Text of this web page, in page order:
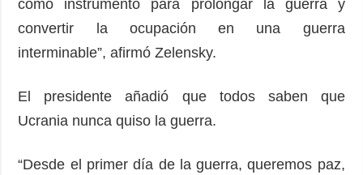
como instrumento para prolongar la guerra y
convertir la ocupación en una guerra
interminable”, afirmó Zelensky.
El presidente añadió que todos saben que
Ucrania nunca quiso la guerra.
“Desde el primer día de la guerra, queremos paz,